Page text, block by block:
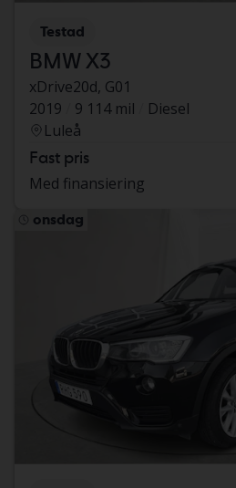
Testad
BMW X3
xDrive20d, G01
2019
9 114 mil
Diesel
Luleå
Fast pris
Med finansiering
onsdag